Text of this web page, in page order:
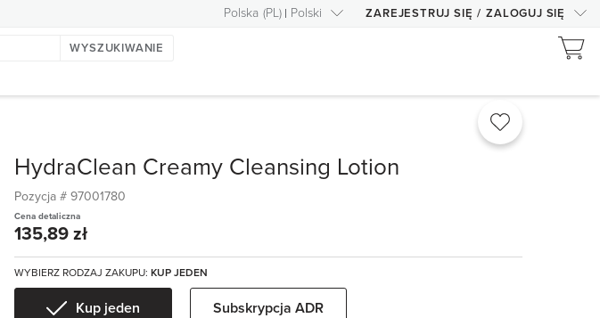
Polska (PL) Polski ZAREJESTRUJ SIĘ / ZALOGUJ SIĘ
WYSZUKIWANIE
HydraClean Creamy Cleansing Lotion
Pozycja # 97001780
Cena detaliczna
135,89 zł
WYBIERZ RODZAJ ZAKUPU: KUP JEDEN
Kup jeden Subskrypcja ADR